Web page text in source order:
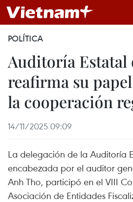
POLÍTICA
Auditoría Estatal
reafirma su
la cooperación
14/11/2025 09:09
La delegación de la Auditoría
encabezada por el auditor
Anh Tho, participó en el VIII
Asociación de Entidades